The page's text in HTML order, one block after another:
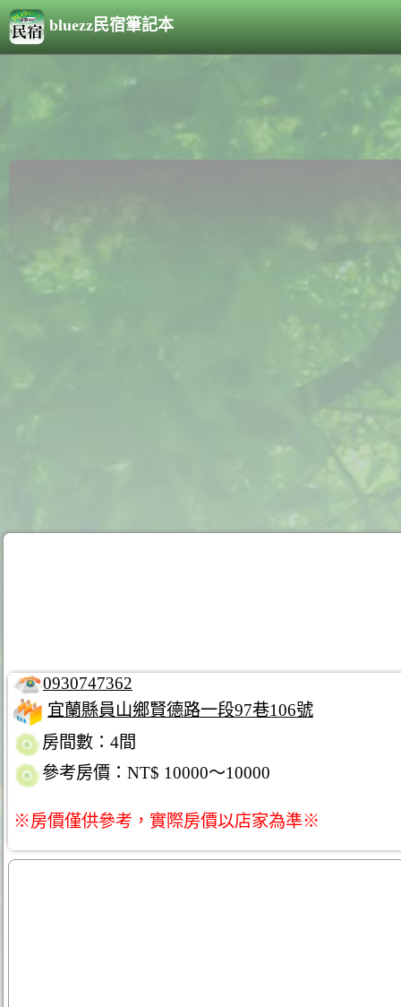
bluezz民宿筆記本
0930747362
宜蘭縣員山鄉賢德路一段97巷106號
房間數：4間
參考房價：NT$ 10000～10000
※房價僅供參考，實際房價以店家為準※